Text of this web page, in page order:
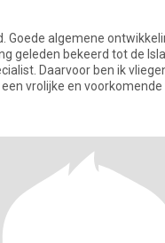
Goede algemene
geleden bekeerd tot de
Daarvoor ben ik
vrolijke en